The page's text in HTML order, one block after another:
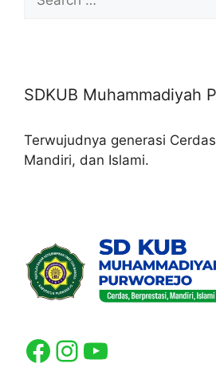
for:
SDKUB Muhammadiyah
Terwujudnya generasi
Mandiri, dan Islami.
Facebook
Instagram
YouTube